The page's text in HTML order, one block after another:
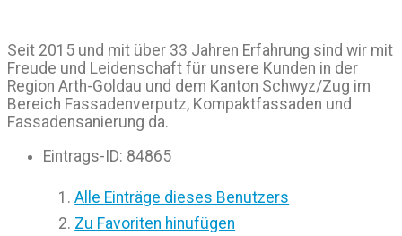
Seit 2015 und mit über 33 Jahren Erfahrung sind wir mit
Freude und Leidenschaft für unsere Kunden in der
Region Arth-Goldau und dem Kanton Schwyz/Zug im
Bereich Fassadenverputz, Kompaktfassaden und
Fassadensanierung da.
Eintrags-ID: 84865
Alle Einträge dieses Benutzers
Zu Favoriten hinufügen